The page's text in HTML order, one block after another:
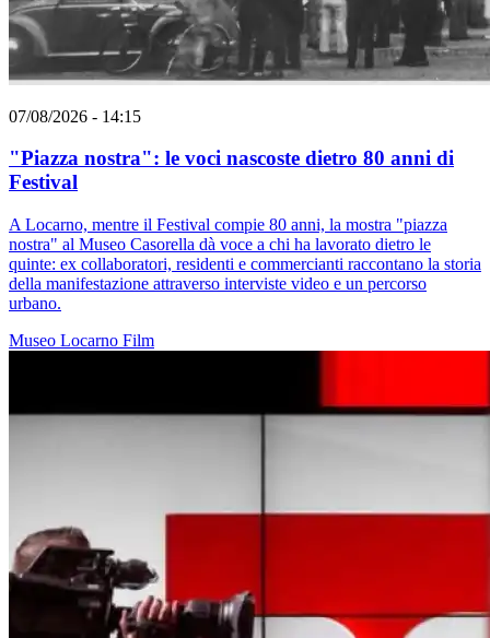
07/08/2026 - 14:15
"Piazza nostra": le voci nascoste dietro 80 anni di
Festival
A Locarno, mentre il Festival compie 80 anni, la mostra "piazza
nostra" al Museo Casorella dà voce a chi ha lavorato dietro le
quinte: ex collaboratori, residenti e commercianti raccontano la storia
della manifestazione attraverso interviste video e un percorso
urbano.
Museo Locarno Film